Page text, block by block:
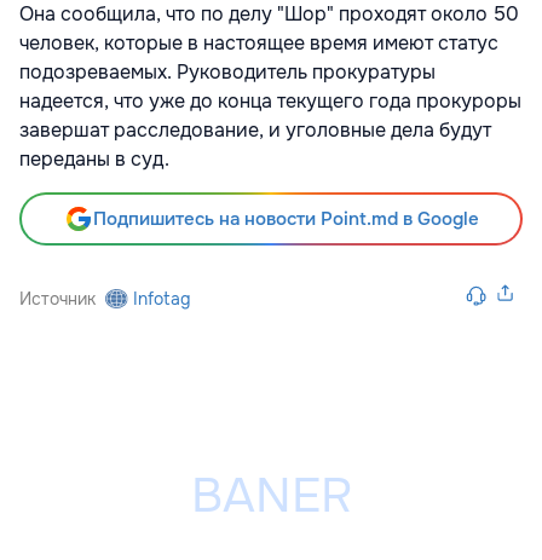
Она сообщила, что по делу "Шор" проходят около 50
человек, которые в настоящее время имеют статус
подозреваемых. Руководитель прокуратуры
надеется, что уже до конца текущего года прокуроры
завершат расследование, и уголовные дела будут
переданы в суд.
Подпишитесь на новости Point.md в Google
Источник Infotag